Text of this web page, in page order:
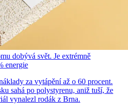
dobývá svět. Je extrémně
energie
za vytápění až o 60 procent.
sahá po polystyrenu, aniž tuší, že
vynalezl rodák z Brna.